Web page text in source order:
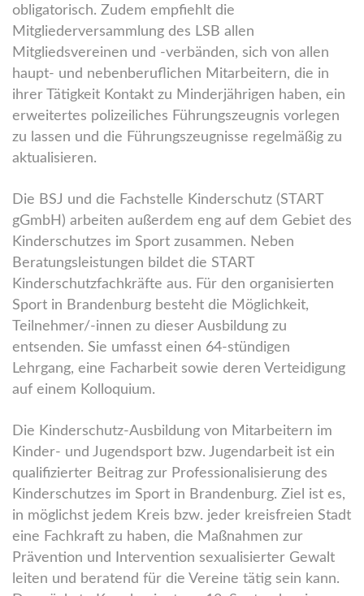
obligatorisch. Zudem empfiehlt die
Mitgliederversammlung des LSB allen
Mitgliedsvereinen und -verbänden, sich von allen
haupt- und nebenberuflichen Mitarbeitern, die in
ihrer Tätigkeit Kontakt zu Minderjährigen haben, ein
erweitertes polizeiliches Führungszeugnis vorlegen
zu lassen und die Führungszeugnisse regelmäßig zu
aktualisieren.
Die BSJ und die Fachstelle Kinderschutz (START
gGmbH) arbeiten außerdem eng auf dem Gebiet des
Kinderschutzes im Sport zusammen. Neben
Beratungsleistungen bildet die START
Kinderschutzfachkräfte aus. Für den organisierten
Sport in Brandenburg besteht die Möglichkeit,
Teilnehmer/-innen zu dieser Ausbildung zu
entsenden. Sie umfasst einen 64-stündigen
Lehrgang, eine Facharbeit sowie deren Verteidigung
auf einem Kolloquium.
Die Kinderschutz-Ausbildung von Mitarbeitern im
Kinder- und Jugendsport bzw. Jugendarbeit ist ein
qualifizierter Beitrag zur Professionalisierung des
Kinderschutzes im Sport in Brandenburg. Ziel ist es,
in möglichst jedem Kreis bzw. jeder kreisfreien Stadt
eine Fachkraft zu haben, die Maßnahmen zur
Prävention und Intervention sexualisierter Gewalt
leiten und beratend für die Vereine tätig sein kann.